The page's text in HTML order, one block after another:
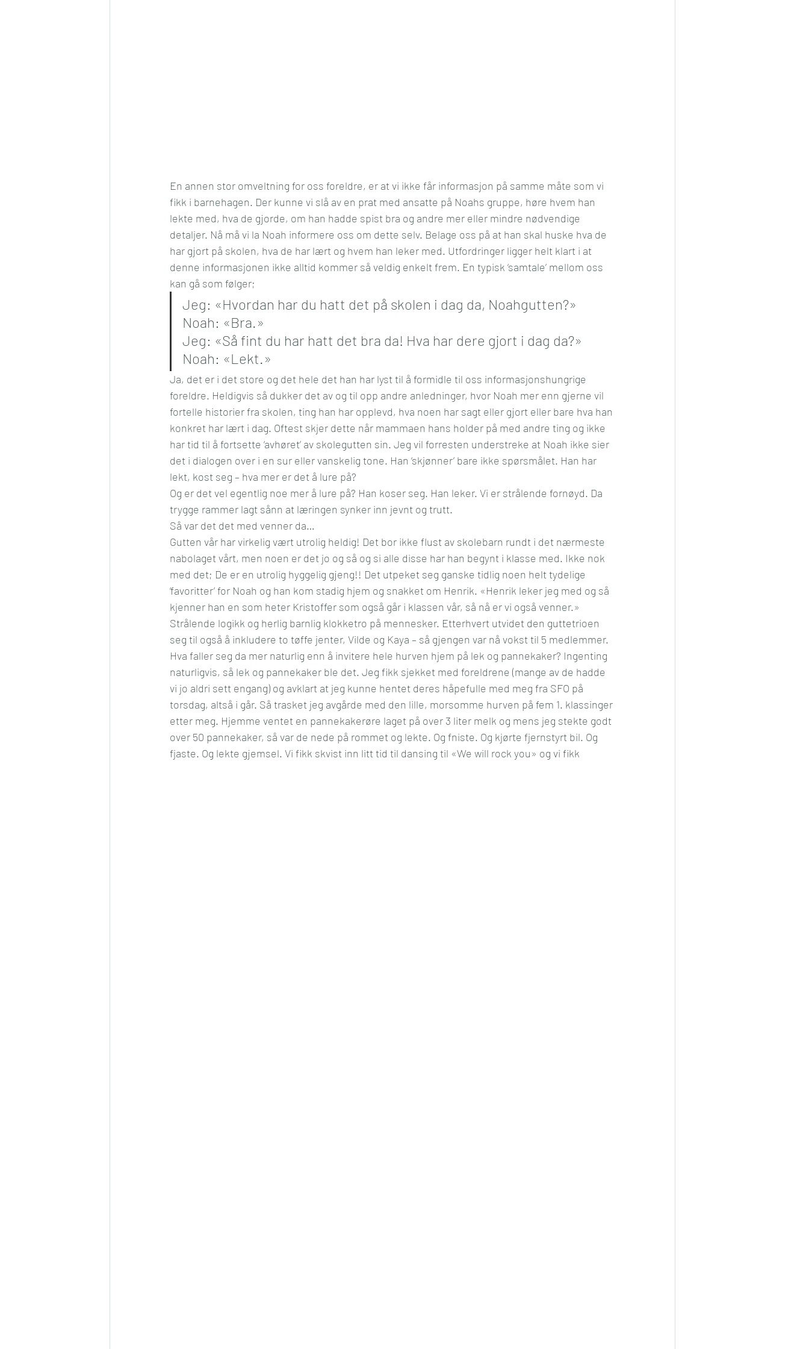
En annen stor omveltning for oss foreldre, er at vi ikke får informasjon på samme måte som vi
fikk i barnehagen. Der kunne vi slå av en prat med ansatte på Noahs gruppe, høre hvem han
lekte med, hva de gjorde, om han hadde spist bra og andre mer eller mindre nødvendige
detaljer. Nå må vi la Noah informere oss om dette selv. Belage oss på at han skal huske hva de
har gjort på skolen, hva de har lært og hvem han leker med. Utfordringer ligger helt klart i at
denne informasjonen ikke alltid kommer så veldig enkelt frem. En typisk ‘samtale’ mellom oss
kan gå som følger;
Jeg: «Hvordan har du hatt det på skolen i dag da, Noahgutten?»
Noah: «Bra.»
Jeg: «Så fint du har hatt det bra da! Hva har dere gjort i dag da?»
Noah: «Lekt.»
Ja, det er i det store og det hele det han har lyst til å formidle til oss informasjonshungrige
foreldre. Heldigvis så dukker det av og til opp andre anledninger, hvor Noah mer enn gjerne vil
fortelle historier fra skolen, ting han har opplevd, hva noen har sagt eller gjort eller bare hva han
konkret har lært i dag. Oftest skjer dette når mammaen hans holder på med andre ting og ikke
har tid til å fortsette ‘avhøret’ av skolegutten sin. Jeg vil forresten understreke at Noah ikke sier
det i dialogen over i en sur eller vanskelig tone. Han ‘skjønner’ bare ikke spørsmålet. Han har
lekt, kost seg – hva mer er det å lure på?
Og er det vel egentlig noe mer å lure på? Han koser seg. Han leker. Vi er strålende fornøyd. Da
trygge rammer lagt sånn at læringen synker inn jevnt og trutt.
Så var det det med venner da…
Gutten vår har virkelig vært utrolig heldig! Det bor ikke flust av skolebarn rundt i det nærmeste
nabolaget vårt, men noen er det jo og så og si alle disse har han begynt i klasse med. Ikke nok
med det; De er en utrolig hyggelig gjeng!! Det utpeket seg ganske tidlig noen helt tydelige
‘favoritter’ for Noah og han kom stadig hjem og snakket om Henrik. «Henrik leker jeg med og så
kjenner han en som heter Kristoffer som også går i klassen vår, så nå er vi også venner.»
Strålende logikk og herlig barnlig klokketro på mennesker. Etterhvert utvidet den guttetrioen
seg til også å inkludere to tøffe jenter, Vilde og Kaya – så gjengen var nå vokst til 5 medlemmer.
Hva faller seg da mer naturlig enn å invitere hele hurven hjem på lek og pannekaker? Ingenting
naturligvis, så lek og pannekaker ble det. Jeg fikk sjekket med foreldrene (mange av de hadde
vi jo aldri sett engang) og avklart at jeg kunne hentet deres håpefulle med meg fra SFO på
torsdag, altså i går. Så trasket jeg avgårde med den lille, morsomme hurven på fem 1. klassinger
etter meg. Hjemme ventet en pannekakerøre laget på over 3 liter melk og mens jeg stekte godt
over 50 pannekaker, så var de nede på rommet og lekte. Og fniste. Og kjørte fjernstyrt bil. Og
fjaste. Og lekte gjemsel. Vi fikk skvist inn litt tid til dansing til «We will rock you» og vi fikk